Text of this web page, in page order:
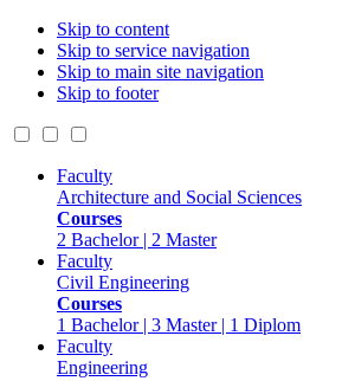
Skip to content
Skip to service navigation
Skip to main site navigation
Skip to footer
Faculty
Architecture and Social Sciences
Courses
2 Bachelor | 2 Master
Faculty
Civil Engineering
Courses
1 Bachelor | 3 Master | 1 Diplom
Faculty
Engineering